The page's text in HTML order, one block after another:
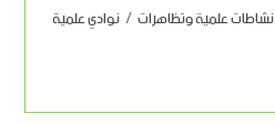
نشاطات علمية وتظاهرات/نوادي علمية